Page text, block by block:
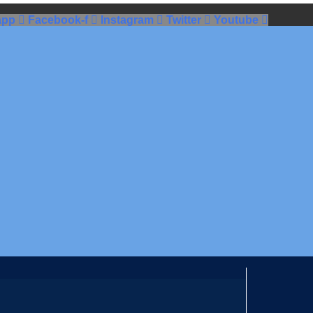
Facebook-f Instagram Twitter Youtube